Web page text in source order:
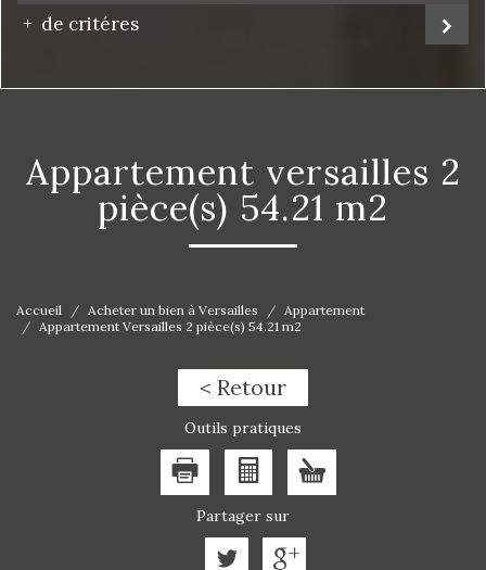
de critéres
appartement versailles 2
pièce(s) 54.21 m2
Accueil Acheter un bien à Versailles
Appartement
Appartement Versailles 2 pièce(s) 54.21 m2
< Retour
Outils pratiques
Partager sur